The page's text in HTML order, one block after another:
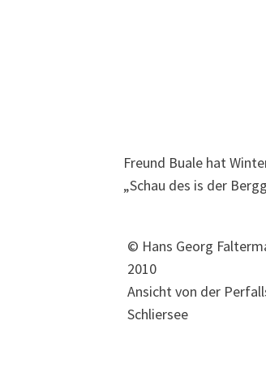
Freund Buale hat
„Schau des is der
© Hans Georg
2010
Ansicht von der
Schliersee